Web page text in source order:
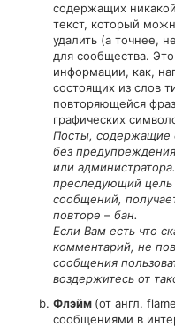
содержащих
текст, который
удалить (а точнее,
для сообщества.
информации, как,
состоящих из слов
повторяющейся
графических
Посты, содержащие
без
или
преследующий цель
сообщений,
повторе – бан.
Если Вам есть что
комментарий, не
сообщения
воздержитесь от
Флэйм (от англ.
сообщениями в